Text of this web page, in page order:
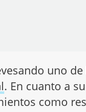
uno
. En cuanto a
como